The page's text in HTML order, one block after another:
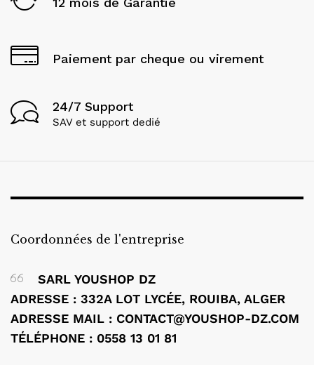
Paiement par cheque ou virement
24/7 Support
SAV et support dedié
Coordonnées de l'entreprise
SARL YOUSHOP DZ
ADRESSE : 332A LOT LYCÉE, ROUIBA, ALGER
ADRESSE MAIL : CONTACT@YOUSHOP-DZ.COM
TÉLÉPHONE : 0558 13 01 81